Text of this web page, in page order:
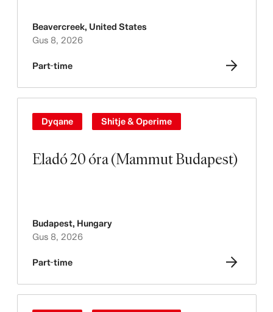
Beavercreek, United States
Gus 8, 2026
Part-time
Eladó 20 óra (Mammut Budapest)
Dyqane Shitje & Operime
Budapest, Hungary
Gus 8, 2026
Part-time